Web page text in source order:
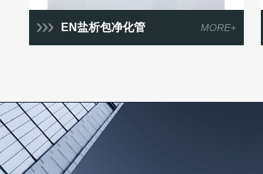
EN盐析包净化管 MORE+